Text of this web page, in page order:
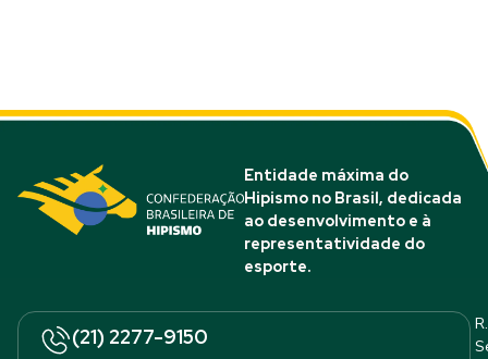
Entidade máxima do
Hipismo no Brasil, dedicada
ao desenvolvimento e à
representatividade do
esporte.
(21) 2277-9150
R.